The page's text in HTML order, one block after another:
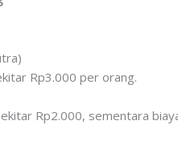
Rp3.000 per orang.
Rp2.000, sementara